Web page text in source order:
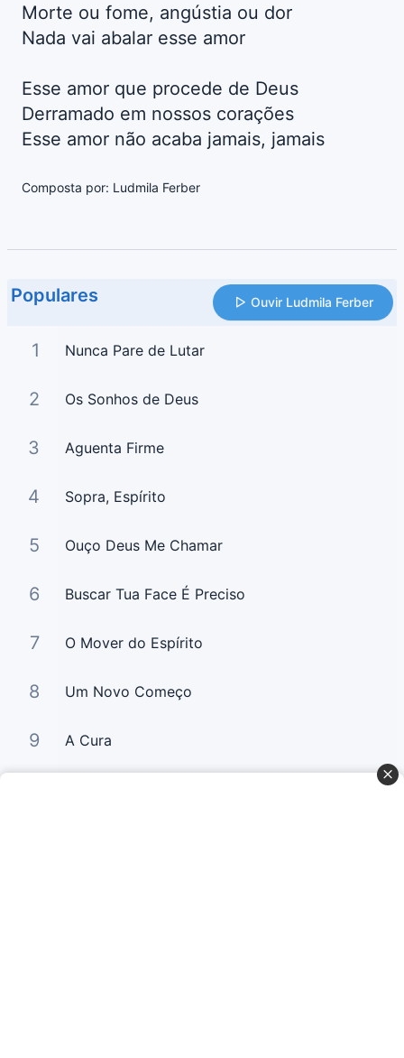
Morte ou fome, angústia ou dor
Nada vai abalar esse amor
Esse amor que procede de Deus
Derramado em nossos corações
Esse amor não acaba jamais, jamais
Composta por: Ludmila Ferber
Populares Ouvir Ludmila Ferber
1 Nunca Pare de Lutar
2 Os Sonhos de Deus
3 Aguenta Firme
4 Sopra, Espírito
5 Ouço Deus Me Chamar
6 Buscar Tua Face É Preciso
7 O Mover do Espírito
8 Um Novo Começo
9 A Cura